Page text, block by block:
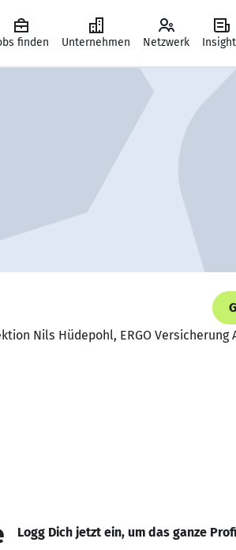
finden Unternehmen Netzwerk
Nils Hüdepohl, ERGO
Logg Dich jetzt ein, um das ganze